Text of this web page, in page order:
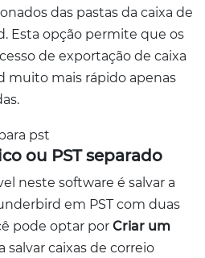
das pastas da caixa de
Esta opção permite que os
de exportação de caixa
muito mais rápido apenas
ou PST separado
neste software é salvar a
em PST com duas
pode optar por Criar um
salvar caixas de correio